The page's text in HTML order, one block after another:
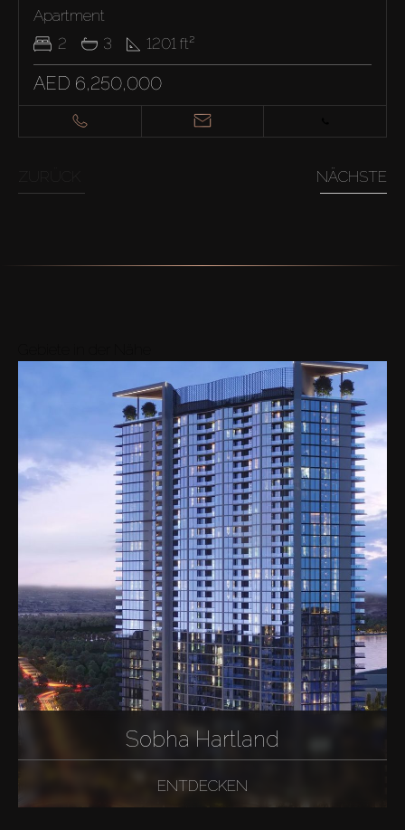
Apartment
2
3 1201 ft²
AED 6,250,000
NÄCHSTE
Sobha Hartland
ENTDECKEN